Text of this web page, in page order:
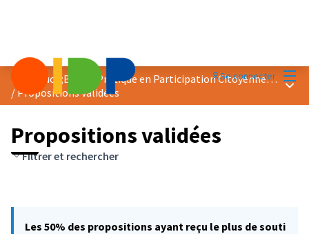
Se connecter
Prix &quot;Bonne Pratique en Participation Citoyenne&quot; 2021
/Propositions validées
Propositions validées
Filtrer et rechercher
Les 50% des propositions ayant reçu le plus de souti